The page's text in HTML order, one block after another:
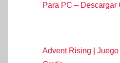
Para PC – Descargar
Advent Rising |